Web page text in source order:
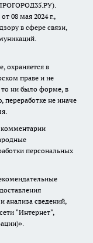
08 мая 2024 г.,
в сфере связи,
охраняется в
праве и не
ни было форме, в
переработке не иначе
комментарии
персональных
анализа сведений,
"Интернет",